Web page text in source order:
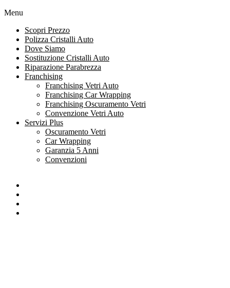
Menu
Scopri Prezzo
Polizza Cristalli Auto
Dove Siamo
Sostituzione Cristalli Auto
Riparazione Parabrezza
Franchising
Franchising Vetri Auto
Franchising Car Wrapping
Franchising Oscuramento Vetri
Convenzione Vetri Auto
Servizi Plus
Oscuramento Vetri
Car Wrapping
Garanzia 5 Anni
Convenzioni